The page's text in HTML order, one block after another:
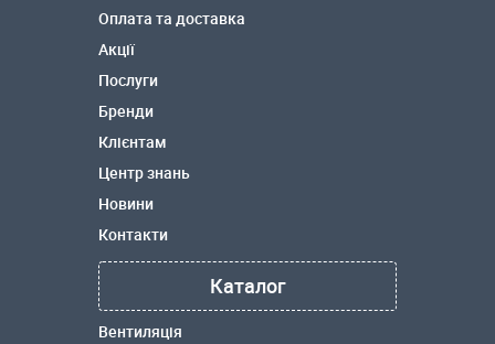
Оплата та доставка
Акції
Послуги
Бренди
Клієнтам
Центр знань
Новини
Контакти
Каталог
Вентиляція